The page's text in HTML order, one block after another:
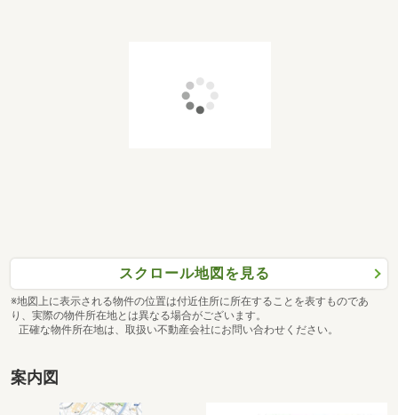
スクロール地図を見る
※地図上に表示される物件の位置は付近住所に所在することを表すものであ
り、実際の物件所在地とは異なる場合がございます。
正確な物件所在地は、取扱い不動産会社にお問い合わせください。
案内図